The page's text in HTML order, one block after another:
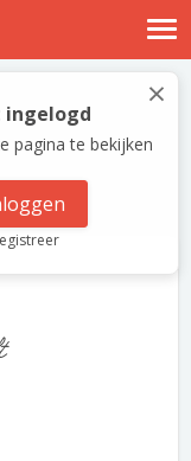
×
ingelogd
pagina te bekijken